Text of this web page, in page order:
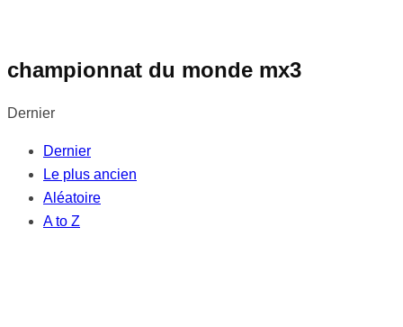
championnat du monde mx3
Dernier
Dernier
Le plus ancien
Aléatoire
A to Z